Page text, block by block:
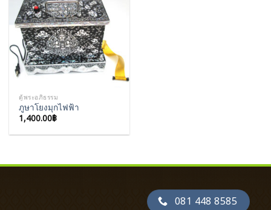
Add to
Wishlist
ตู้พระอภิธรรม
ภูษาโยงมุกไฟฟ้า
1,400.00฿
081 448 8585